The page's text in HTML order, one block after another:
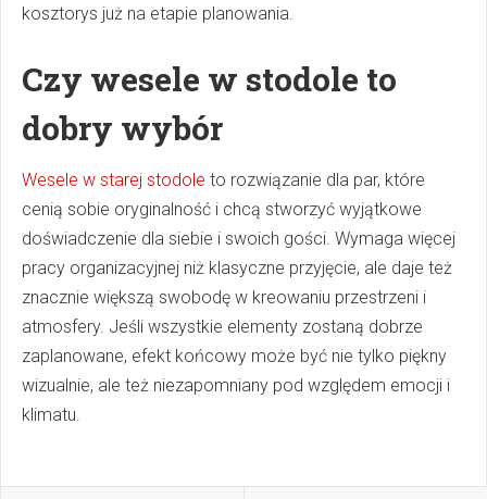
kosztorys już na etapie planowania.
Czy wesele w stodole to
dobry wybór
Wesele w starej stodole to rozwiązanie dla par, które
cenią sobie oryginalność i chcą stworzyć wyjątkowe
doświadczenie dla siebie i swoich gości. Wymaga więcej
pracy organizacyjnej niż klasyczne przyjęcie, ale daje też
znacznie większą swobodę w kreowaniu przestrzeni i
atmosfery. Jeśli wszystkie elementy zostaną dobrze
zaplanowane, efekt końcowy może być nie tylko piękny
wizualnie, ale też niezapomniany pod względem emocji i
klimatu.